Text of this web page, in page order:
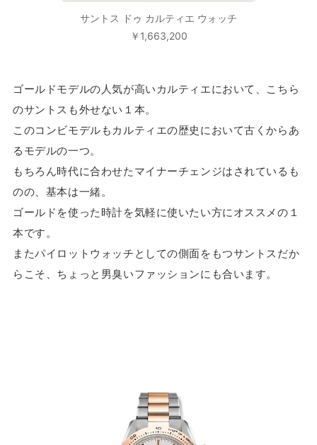
サントス ドゥ カルティエ ウォッチ
￥1,663,200
ゴールドモデルの人気が高いカルティエにおいて、こちら
のサントスも外せない１本。
このコンビモデルもカルティエの歴史において古くからあ
るモデルの一つ。
もちろん時代に合わせたマイナーチェンジはされているも
のの、基本は一緒。
ゴールドを使った時計を気軽に使いたい方にオススメの１
本です。
またパイロットウォッチとしての側面をもつサントスだか
らこそ、ちょっと男臭いファッションにも合います。